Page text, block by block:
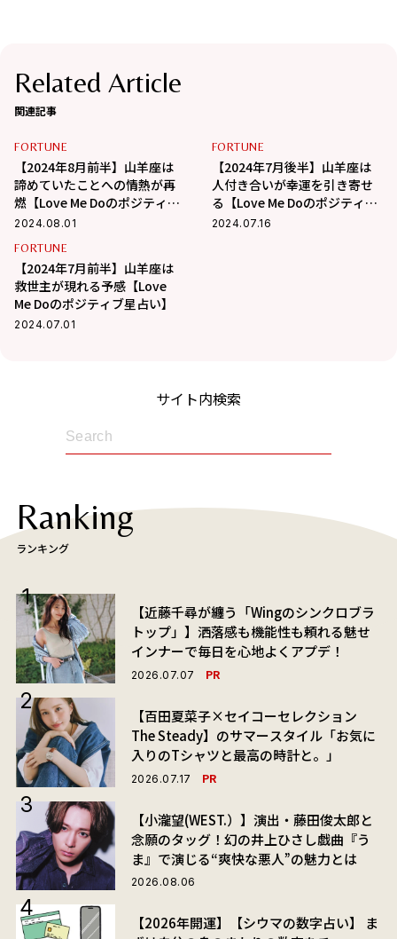
Related Article
関連記事
FORTUNE
【2024年8月前半】山羊座は
諦めていたことへの情熱が再
燃【Love Me Doのポジティブ
星占い】
2024.08.01
FORTUNE
【2024年7月後半】山羊座は
人付き合いが幸運を引き寄せ
る【Love Me Doのポジティブ
星占い】
2024.07.16
FORTUNE
【2024年7月前半】山羊座は
救世主が現れる予感【Love
Me Doのポジティブ星占い】
2024.07.01
サイト内検索
Ranking
ランキング
【近藤千尋が纏う「Wingのシンクロブラ
トップ」】洒落感も機能性も頼れる魅せ
インナーで毎日を心地よくアプデ！
2026.07.07 PR
【百田夏菜子×セイコーセレクション
The Steady】のサマースタイル「お気に
入りのTシャツと最高の時計と。」
2026.07.17 PR
【小瀧望(WEST.）】演出・藤田俊太郎と
念願のタッグ！幻の井上ひさし戯曲『う
ま』で演じる“爽快な悪人”の魅力とは
2026.08.06
【2026年開運】【シウマの数字占い】 ま